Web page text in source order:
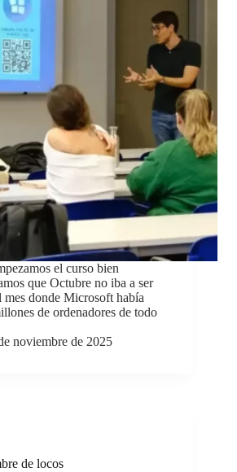
el curso bien
que Octubre no iba a ser
mes donde Microsoft había
de ordenadores de todo
noviembre de 2025
de locos